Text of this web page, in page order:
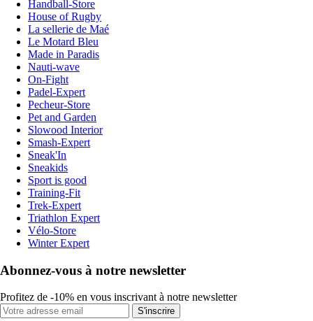
Handball-Store
House of Rugby
La sellerie de Maé
Le Motard Bleu
Made in Paradis
Nauti-wave
On-Fight
Padel-Expert
Pecheur-Store
Pet and Garden
Slowood Interior
Smash-Expert
Sneak'In
Sneakids
Sport is good
Training-Fit
Trek-Expert
Triathlon Expert
Vélo-Store
Winter Expert
Abonnez-vous à notre newsletter
Profitez de -10% en vous inscrivant à notre newsletter
S'inscrire